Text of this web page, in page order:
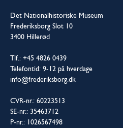
Det Nationalhistoriske Museum
Frederiksborg Slot 10
3400 Hillerød
Tlf.: +45 4826 0439
Telefontid: 9-12 på hverdage
info@frederiksborg.dk
CVR-nr.: 60223513
SE-nr.: 35463712
P-nr.: 1026567498